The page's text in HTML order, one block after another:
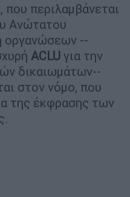
περιλαμβάνεται
Ανώτατου
οργανώσεων --
ACLU για την
δικαιωμάτων--
στον νόμο, που
της έκφρασης των